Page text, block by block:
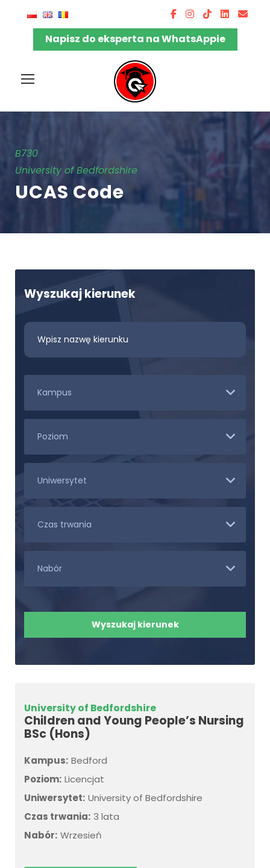
Napisz do eksperta na WhatsAppie
B730
University of Bedfordshire
UCAS Code
Wyszukaj kierunek
University of Bedfordshire
Children and Young People’s Nursing
BSc (Hons)
Kampus: Bedford
Poziom: Licencjat
Uniwersytet: University of Bedfordshire
Czas trwania: 3 lata
Nabór: Wrzesień